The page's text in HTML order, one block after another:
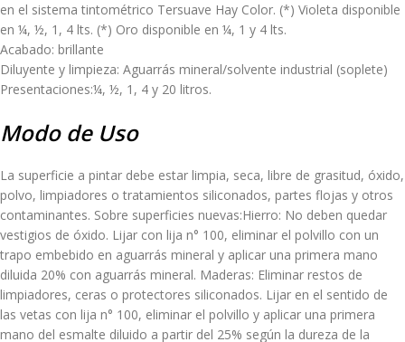
en el sistema tintométrico Tersuave Hay Color. (*) Violeta disponible
en ¼, ½, 1, 4 lts. (*) Oro disponible en ¼, 1 y 4 lts.
Acabado: brillante
Diluyente y limpieza: Aguarrás mineral/solvente industrial (soplete)
Presentaciones:¼, ½, 1, 4 y 20 litros.
Modo de Uso
La superficie a pintar debe estar limpia, seca, libre de grasitud, óxido,
polvo, limpiadores o tratamientos siliconados, partes flojas y otros
contaminantes. Sobre superficies nuevas:Hierro: No deben quedar
vestigios de óxido. Lijar con lija n° 100, eliminar el polvillo con un
trapo embebido en aguarrás mineral y aplicar una primera mano
diluida 20% con aguarrás mineral. Maderas: Eliminar restos de
limpiadores, ceras o protectores siliconados. Lijar en el sentido de
las vetas con lija n° 100, eliminar el polvillo y aplicar una primera
mano del esmalte diluido a partir del 25% según la dureza de la